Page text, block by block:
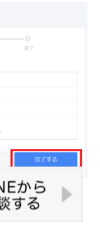
れたらDB設定